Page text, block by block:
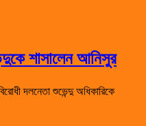
শাসালেন আনিসুর
দলনেতা শুভেন্দু অধিকারিকে